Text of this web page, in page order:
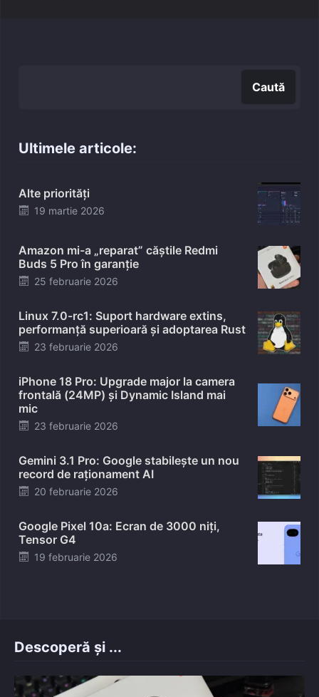
Caută
Ultimele articole:
Alte priorități
Posted
19 martie 2026
Amazon mi-a „reparat” căștile Redmi
Buds 5 Pro în garanție
Posted
25 februarie 2026
Linux 7.0-rc1: Suport hardware extins,
performanță superioară și adoptarea Rust
Posted
23 februarie 2026
iPhone 18 Pro: Upgrade major la camera
frontală (24MP) și Dynamic Island mai
mic
Posted
23 februarie 2026
Gemini 3.1 Pro: Google stabilește un nou
record de raționament AI
Posted
20 februarie 2026
Google Pixel 10a: Ecran de 3000 niți,
Tensor G4
Posted
19 februarie 2026
Descoperă și ...